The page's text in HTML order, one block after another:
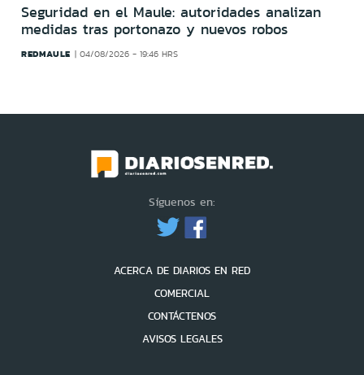
Seguridad en el Maule: autoridades analizan
medidas tras portonazo y nuevos robos
REDMAULE 04/08/2026 - 19:46 HRS
Síguenos en:
ACERCA DE DIARIOS EN RED
COMERCIAL
CONTÁCTENOS
AVISOS LEGALES